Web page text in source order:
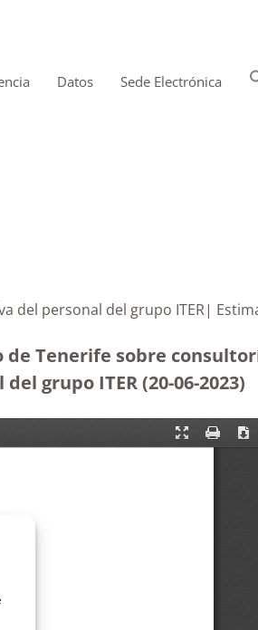
Datos Sede Electrónica
del personal del grupo ITER|
Tenerife sobre
grupo ITER (20-06-2023)